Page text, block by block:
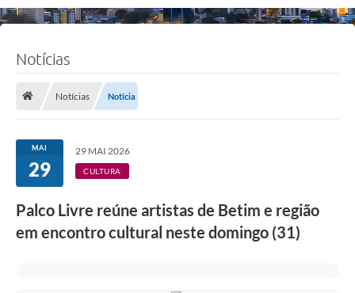
Notícias
Notícias Notícia
MAI
29
29 MAI 2026
CULTURA
Palco Livre reúne artistas de Betim e região
em encontro cultural neste domingo (31)